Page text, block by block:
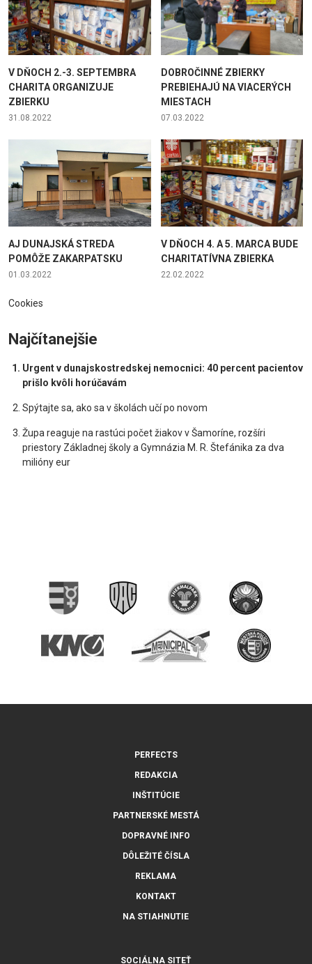
V DŇOCH 2.-3. SEPTEMBRA
CHARITA ORGANIZUJE
ZBIERKU
31.08.2022
DOBROČINNÉ ZBIERKY
PREBIEHAJÚ NA VIACERÝCH
MIESTACH
07.03.2022
AJ DUNAJSKÁ STREDA
POMÔŽE ZAKARPATSKU
01.03.2022
V DŇOCH 4. A 5. MARCA BUDE
CHARITATÍVNA ZBIERKA
22.02.2022
Cookies
Najčítanejšie
Urgent v dunajskostredskej nemocnici: 40 percent pacientov
prišlo kvôli horúčavám
Spýtajte sa, ako sa v školách učí po novom
Župa reaguje na rastúci počet žiakov v Šamoríne, rozšíri
priestory Základnej školy a Gymnázia M. R. Štefánika za dva
milióny eur
PERFECTS
REDAKCIA
INŠTITÚCIE
PARTNERSKÉ MESTÁ
DOPRAVNÉ INFO
DÔLEŽITÉ ČÍSLA
REKLAMA
KONTAKT
NA STIAHNUTIE
SOCIÁLNA SITEŤ